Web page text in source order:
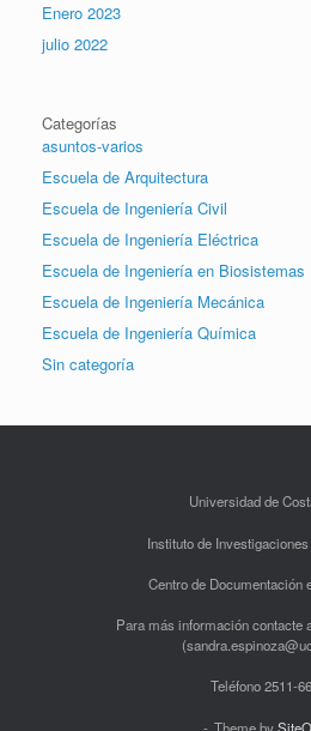
Enero 2023
julio 2022
Categorías
asuntos-varios
Escuela de Arquitectura
Escuela de Ingeniería Civil
Escuela de Ingeniería Eléctrica
Escuela de Ingeniería en Biosistemas
Escuela de Ingeniería Mecánica
Escuela de Ingeniería Química
Sin categoría
Universidad de
Instituto de
Centro de Documentación
Para más información contacte
Teléfono 2511-
Theme by